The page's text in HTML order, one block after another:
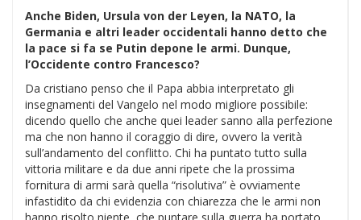
Anche Biden, Ursula von der Leyen, la NATO, la
Germania e altri leader occidentali hanno detto che
la pace si fa se Putin depone le armi. Dunque,
l’Occidente contro Francesco?
Da cristiano penso che il Papa abbia interpretato gli
insegnamenti del Vangelo nel modo migliore possibile:
dicendo quello che anche quei leader sanno alla perfezione
ma che non hanno il coraggio di dire, ovvero la verità
sull’andamento del conflitto. Chi ha puntato tutto sulla
vittoria militare e da due anni ripete che la prossima
fornitura di armi sarà quella “risolutiva” è ovviamente
infastidito da chi evidenzia con chiarezza che le armi non
hanno risolto niente, che puntare sulla guerra ha portato